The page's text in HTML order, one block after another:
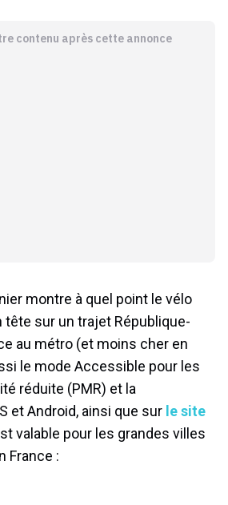
contenu après cette annonce
montre à quel point le vélo
tête sur un trajet République-
au métro (et moins cher en
le mode Accessible pour les
réduite (PMR) et la
et Android, ainsi que sur le site
valable pour les grandes villes
France :